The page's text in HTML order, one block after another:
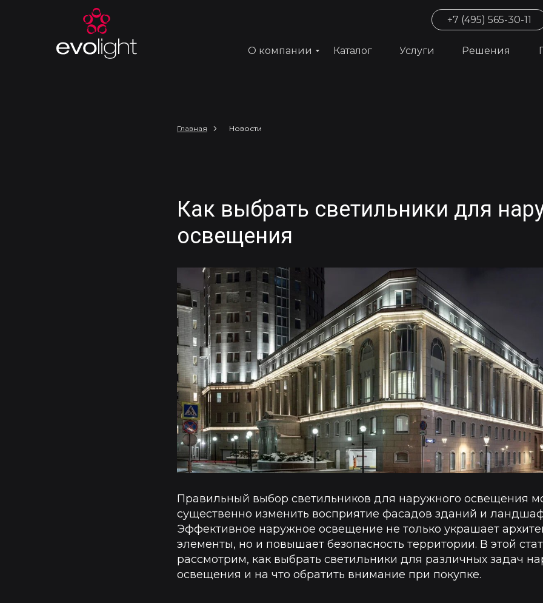
О компании Каталог Услуги Решения
+7 (495) 565-30-11
Главная Новости
Как выбрать светильники для
освещения
Правильный выбор светильников для наружного освещения
существенно изменить восприятие фасадов зданий и
Эффективное наружное освещение не только украшает
элементы, но и повышает безопасность территории. В этой
рассмотрим, как выбрать светильники для различных задач
освещения и на что обратить внимание при покупке.